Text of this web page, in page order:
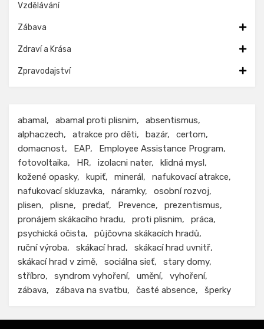
Vzdělávání
Zábava
Zdraví a Krása
Zpravodajství
abamal abamal proti plisnim
absentismus
alphaczech
atrakce pro děti bazár
certom
domacnost
EAP
Employee Assistance Program
fotovoltaika
HR izolacni nater
klidná mysl
kožené opasky
kupiť minerál
nafukovací atrakce
nafukovací skluzavka
náramky
osobní rozvoj
plisen
plisne predať Prevence
prezentismus
pronájem skákacího hradu
proti plisnim
práca
psychická očista
půjčovna skákacích hradů
ruční výroba
skákací hrad
skákací hrad uvnitř
skákací hrad v zimě
sociálna sieť
stary domy
stříbro
syndrom vyhoření umění
vyhoření
zábava
zábava na svatbu časté absence šperky